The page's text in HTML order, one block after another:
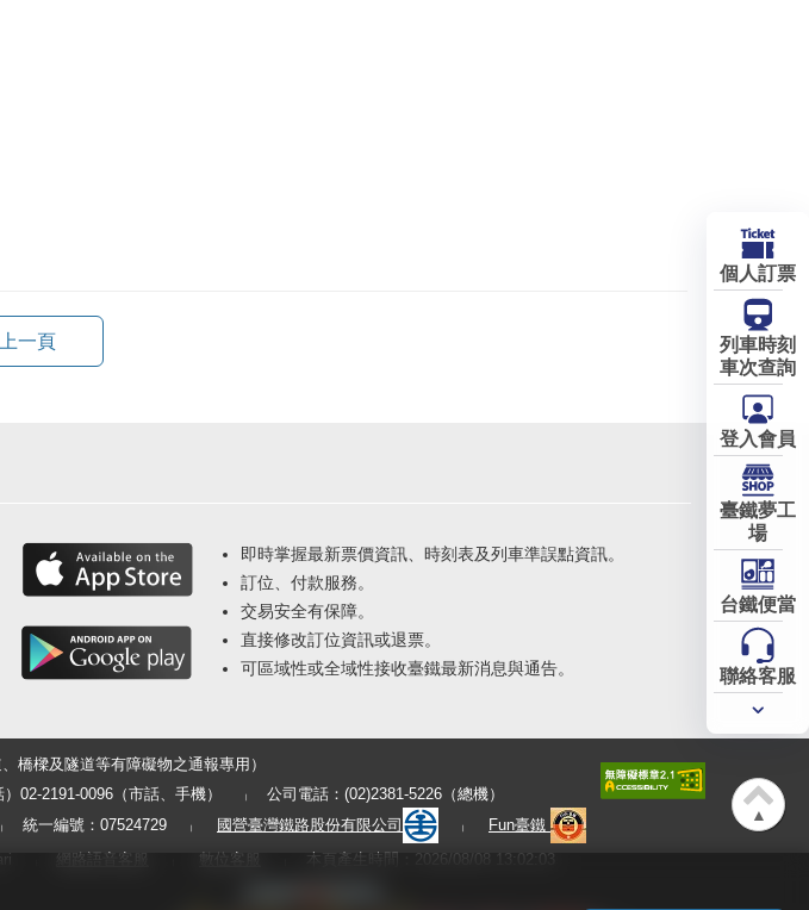
一頁
即時掌握最新票價資訊、時刻表及列車準誤點資訊。
訂位、付款服務。
交易安全有保障。
直接修改訂位資訊或退票。
可區域性或全域性接收臺鐵最新消息與通告。
橋樑及隧道等有障礙物之通報專用）
02-2191-0096（市話、手機）
公司電話：(02)2381-5226（總機）
統一編號：07524729 國營臺灣鐵路股份有限公司
Fun臺鐵
網路語音客服 數位客服 本頁產生時間：2026/08/08 13:02:03
個人訂票
列車時刻
車次查詢
登入會員
臺鐵夢工
場
台鐵便當
聯絡客服
常用
▲